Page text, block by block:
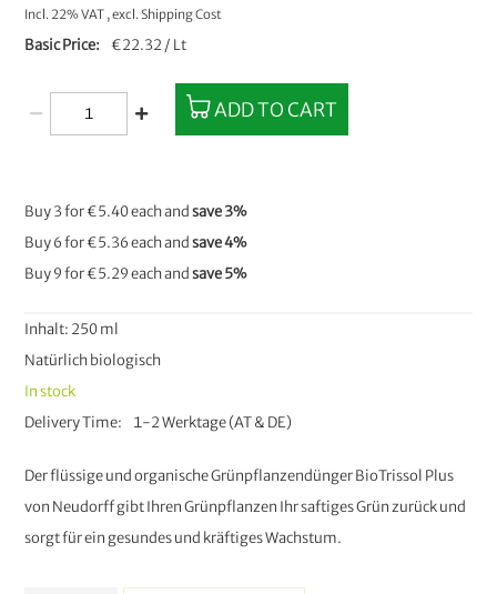
Der flüssige und organische Grünpflanzendünger BioTrissol Plus
von Neudorff gibt Ihren Grünpflanzen Ihr saftiges Grün zurück und
sorgt für ein gesundes und kräftiges Wachstum.
Inhalt: 250 ml
Natürlich biologisch
In stock
Delivery Time
1-2 Werktage (AT & DE)
Incl. 22% VAT ,excl.Shipping Cost
Basic Price €22.32 / Lt
ADD TO CART
Buy 3 for€5.40each andsave3%
Buy 6 for€5.36 each andsave4%
Buy 9 for€5.29 each andsave5%